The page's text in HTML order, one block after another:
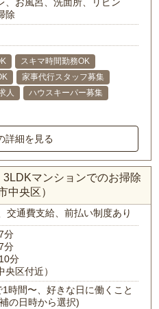
、お風呂、洗面所、リビン
除
スキマ時間勤務OK
家事代行スタッフ募集
人
ハウスキーパー募集
詳細を見る
マンションでのお掃除
中央区）
交通費支給、前払い制度あり
分
分
分
央区付近）
時間〜、好きな日に働くこと
の日時から選択)